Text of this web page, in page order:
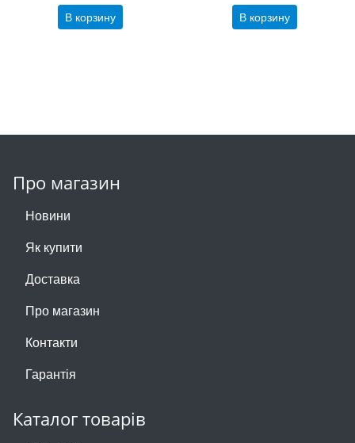
В корзину В корзину
Про магазин
Новини
Як купити
Доставка
Про магазин
Контакти
Гарантія
Каталог товарів